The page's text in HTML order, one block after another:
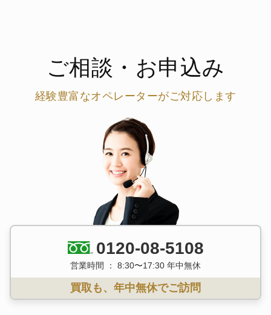
ご相談・お申込み
経験豊富なオペレーターがご対応します
0120-08-5108
営業時間 ： 8:30〜17:30 年中無休
買取も、年中無休でご訪問